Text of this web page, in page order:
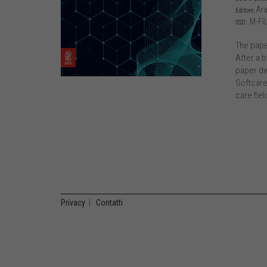
Editore:
SSD: M-
The
After a
paper
care
Privacy Contatti